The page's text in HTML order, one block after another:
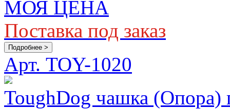
МОЯ ЦЕНА
Поставка под заказ
Подробнее >
Арт. TOY-1020
ToughDog чашка (Опора)